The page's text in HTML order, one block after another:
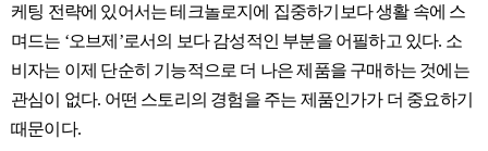
케팅 전략에 있어서는 테크놀로지에 집중하기보다 생활 속에 스
며드는 ‘오브제’로서의 보다 감성적인 부분을 어필하고 있다. 소
비자는 이제 단순히 기능적으로 더 나은 제품을 구매하는 것에는
관심이 없다. 어떤 스토리의 경험을 주는 제품인가가 더 중요하기
때문이다.